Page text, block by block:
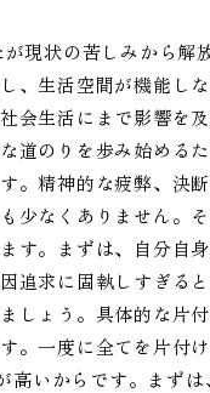
現状の苦しみから解
生活空間が機能し
会生活にまで影響を
道のりを歩み始める
。精神的な疲弊、決
少なくありません。
す。まずは、自分自
追求に固執しすぎる
しょう。具体的な片
。一度に全てを片付
いからです。まず